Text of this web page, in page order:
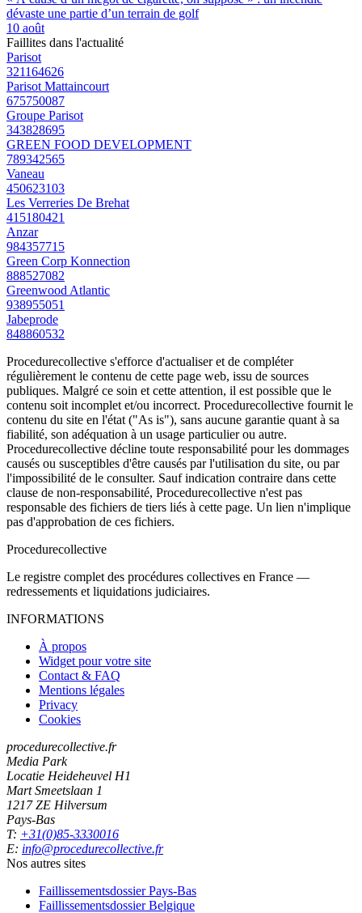
dévaste une partie d’un terrain de golf
10 août
Faillites dans l'actualité
Parisot
321164626
Parisot Mattaincourt
675750087
Groupe Parisot
343828695
GREEN FOOD DEVELOPMENT
789342565
Vaneau
450623103
Les Verreries De Brehat
415180421
Anzar
984357715
Green Corp Konnection
888527082
Greenwood Atlantic
938955051
Jabeprode
848860532
Procedurecollective s'efforce d'actualiser et de compléter
régulièrement le contenu de cette page web, issu de sources
publiques. Malgré ce soin et cette attention, il est possible que le
contenu soit incomplet et/ou incorrect. Procedurecollective fournit le
contenu du site en l'état ("As is"), sans aucune garantie quant à sa
fiabilité, son adéquation à un usage particulier ou autre.
Procedurecollective décline toute responsabilité pour les dommages
causés ou susceptibles d'être causés par l'utilisation du site, ou par
l'impossibilité de le consulter. Sauf indication contraire dans cette
clause de non-responsabilité, Procedurecollective n'est pas
responsable des fichiers de tiers liés à cette page. Un lien n'implique
pas d'approbation de ces fichiers.
Procedurecollective
Le registre complet des procédures collectives en France —
redressements et liquidations judiciaires.
INFORMATIONS
À propos
Widget pour votre site
Contact & FAQ
Mentions légales
Privacy
Cookies
procedurecollective.fr
Media Park
Locatie Heideheuvel H1
Mart Smeetslaan 1
1217 ZE Hilversum
Pays-Bas
T: +31(0)85-3330016
E: info@procedurecollective.fr
Nos autres sites
Faillissementsdossier Pays-Bas
Faillissementsdossier Belgique